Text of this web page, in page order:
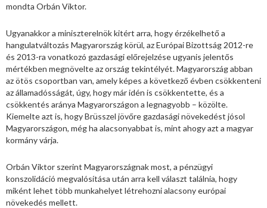
mondta Orbán Viktor.
Ugyanakkor a miniszterelnök kitért arra, hogy érzékelhető a
hangulatváltozás Magyarország körül, az Európai Bizottság 2012-re
és 2013-ra vonatkozó gazdasági előrejelzése ugyanis jelentős
mértékben megnövelte az ország tekintélyét. Magyarország abban
az ötös csoportban van, amely képes a következő évben csökkenteni
az államadósságát, úgy, hogy már idén is csökkentette, és a
csökkentés aránya Magyarországon a legnagyobb – közölte.
Kiemelte azt is, hogy Brüsszel jövőre gazdasági növekedést jósol
Magyarországon, még ha alacsonyabbat is, mint ahogy azt a magyar
kormány várja.
Orbán Viktor szerint Magyarországnak most, a pénzügyi
konszolidáció megvalósítása után arra kell választ találnia, hogy
miként lehet több munkahelyet létrehozni alacsony európai
növekedés mellett.